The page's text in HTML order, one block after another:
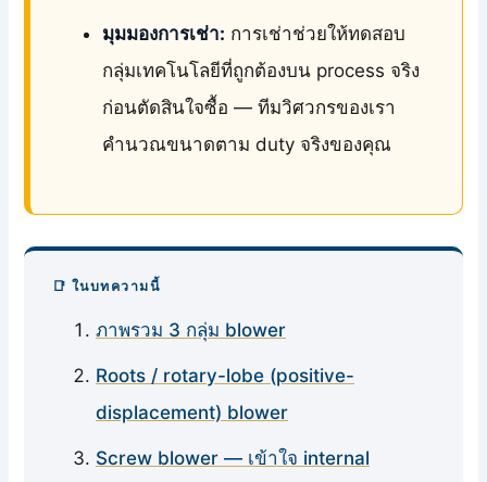
มุมมองการเช่า: การเช่าช่วยให้ทดสอบ
กลุ่มเทคโนโลยีที่ถูกต้องบน process จริง
ก่อนตัดสินใจซื้อ — ทีมวิศวกรของเรา
คำนวณขนาดตาม duty จริงของคุณ
📑 ในบทความนี้
ภาพรวม 3 กลุ่ม blower
Roots / rotary-lobe (positive-
displacement) blower
Screw blower — เข้าใจ internal